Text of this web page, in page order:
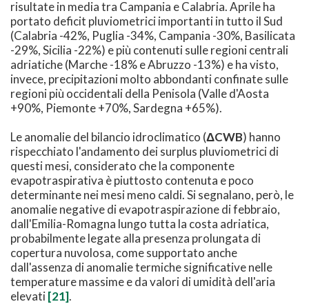
risultate in media tra Campania e Calabria. Aprile ha
portato deficit pluviometrici importanti in tutto il Sud
(Calabria -42%, Puglia -34%, Campania -30%, Basilicata
-29%, Sicilia -22%) e più contenuti sulle regioni centrali
adriatiche (Marche -18% e Abruzzo -13%) e ha visto,
invece, precipitazioni molto abbondanti confinate sulle
regioni più occidentali della Penisola (Valle d'Aosta
+90%, Piemonte +70%, Sardegna +65%).
Le anomalie del bilancio idroclimatico (ΔCWB) hanno
rispecchiato l'andamento dei surplus pluviometrici di
questi mesi, considerato che la componente
evapotraspirativa è piuttosto contenuta e poco
determinante nei mesi meno caldi. Si segnalano, però, le
anomalie negative di evapotraspirazione di febbraio,
dall'Emilia-Romagna lungo tutta la costa adriatica,
probabilmente legate alla presenza prolungata di
copertura nuvolosa, come supportato anche
dall'assenza di anomalie termiche significative nelle
temperature massime e da valori di umidità dell'aria
elevati[21].